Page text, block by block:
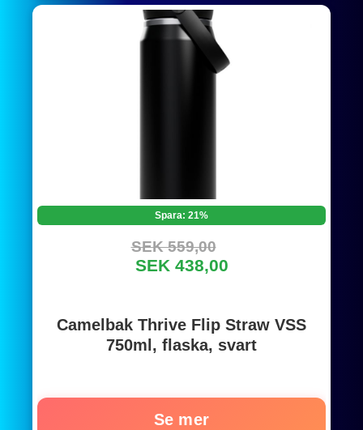
Spara: 21%
SEK 559,00
SEK 438,00
Camelbak Thrive Flip Straw VSS
750ml, flaska, svart
Se mer